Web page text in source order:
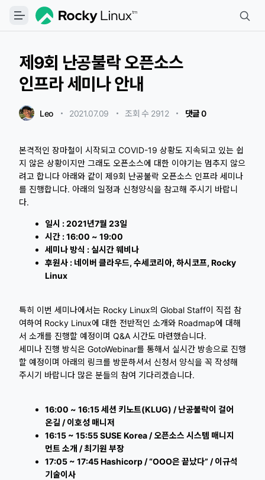
제9회 난공불락 오픈소스
인프라 세미나 안내
Leo ・ 2021.07.09 ・ 조회 수 2912 ・ 댓글 0
본격적인 장마철이 시작되고 COVID-19 상황도 지속되고 있는 쉽
지 않은 상황이지만 그래도 오픈소스에 대한 이야기는 멈추지 않으
려고 합니다 아래와 같이 제9회 난공불락 오픈소스 인프라 세미나
를 진행합니다. 아래의 일정과 신청양식을 참고해 주시기 바랍니
다.
일시 : 2021년7월 23일
시간 : 16:00 ~ 19:00
세미나 방식 : 실시간 웨비나
후원사 : 네이버 클라우드, 수세코리아, 하시코프, Rocky
Linux
특히 이번 세미나에서는 Rocky Linux의 Global Staff이 직접 참
여하여 Rocky Linux에 대한 전반적인 소개와 Roadmap에 대해
서 소개를 진행할 예정이며 Q&A 시간도 마련했습니다.
세미나 진행 방식은 GotoWebinar를 통해서 실시간 방송으로 진행
할 예정이며 아래의 링크를 방문하셔서 신청서 양식을 꼭 작성해
주시기 바랍니다 많은 분들의 참여 기다리겠습니다.
16:00 ~ 16:15 세션 키노트(KLUG) / 난공불락이 걸어
온길 / 이호성 매니저
16:15 ~ 15:55 SUSE Korea / 오픈소스 시스템 매니지
먼트 소개 / 최기원 부장
17:05 ~ 17:45 Hashicorp / “OOO은 끝났다” / 이규석
기술이사